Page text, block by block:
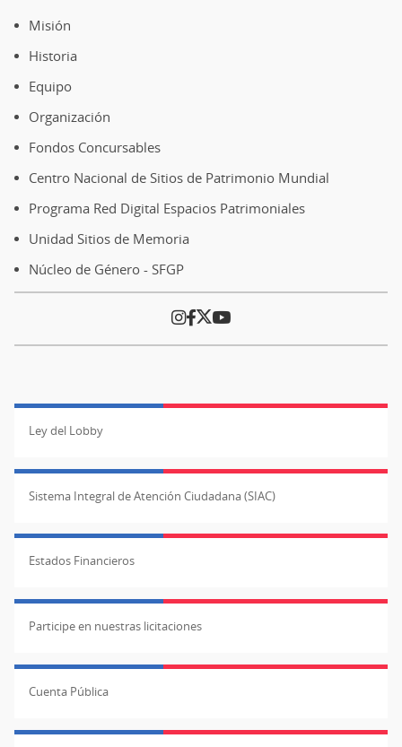
Pie
de
página
Misión
Historia
Equipo
Organización
Fondos Concursables
Centro Nacional de Sitios de Patrimonio Mundial
Programa Red Digital Espacios Patrimoniales
Unidad Sitios de Memoria
Núcleo de Género - SFGP
Ley del Lobby
Sistema Integral de Atención Ciudadana (SIAC)
Estados Financieros
Participe en nuestras licitaciones
Cuenta Pública